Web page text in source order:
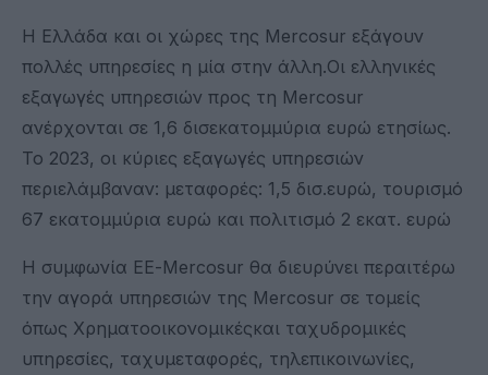
Η Ελλάδα και οι χώρες της Mercosur εξάγουν
πολλές υπηρεσίες η μία στην άλλη.Οι ελληνικές
εξαγωγές υπηρεσιών προς τη Mercosur
ανέρχονται σε 1,6 δισεκατομμύρια ευρώ ετησίως.
Το 2023, οι κύριες εξαγωγές υπηρεσιών
περιελάμβαναν: μεταφορές: 1,5 δισ.ευρώ, τουρισμό
67 εκατομμύρια ευρώ και πολιτισμό 2 εκατ. ευρώ
Η συμφωνία ΕΕ-Mercosur θα διευρύνει περαιτέρω
την αγορά υπηρεσιών της Mercosur σε τομείς
όπως Χρηματοοικονομικέςκαι ταχυδρομικές
υπηρεσίες, ταχυμεταφορές, τηλεπικοινωνίες,